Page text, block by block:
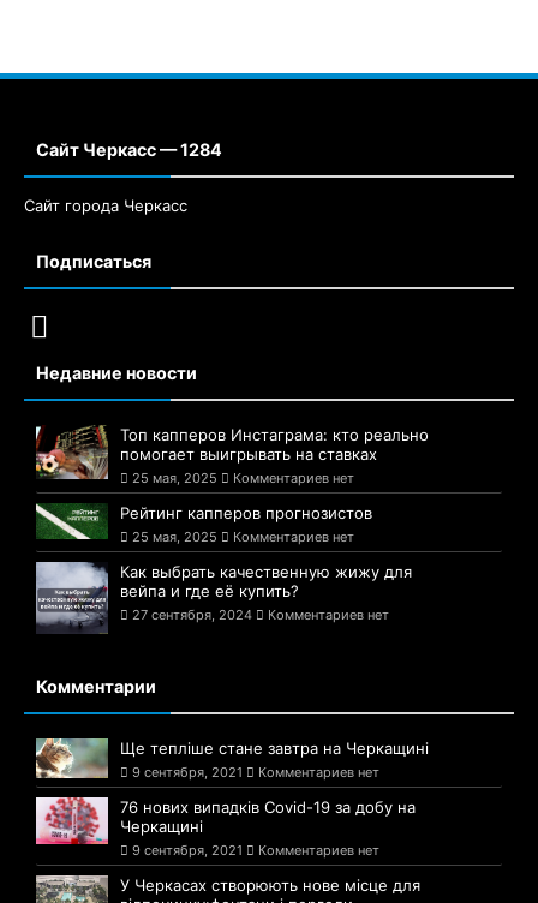
Сайт Черкасс — 1284
Сайт города Черкасс
Подписаться
Недавние новости
Топ капперов Инстаграма: кто реально
помогает выигрывать на ставках
25 мая, 2025 Комментариев нет
Рейтинг капперов прогнозистов
25 мая, 2025 Комментариев нет
Как выбрать качественную жижу для
вейпа и где её купить?
27 сентября, 2024 Комментариев нет
Комментарии
Ще тепліше стане завтра на Черкащині
9 сентября, 2021 Комментариев нет
76 нових випадків Covid-19 за добу на
Черкащині
9 сентября, 2021 Комментариев нет
У Черкасах створюють нове місце для